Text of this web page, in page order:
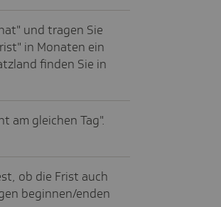
und tragen Sie
in Monaten ein
finden Sie in
am gleichen Tag".
ob die Frist auch
beginnen/enden